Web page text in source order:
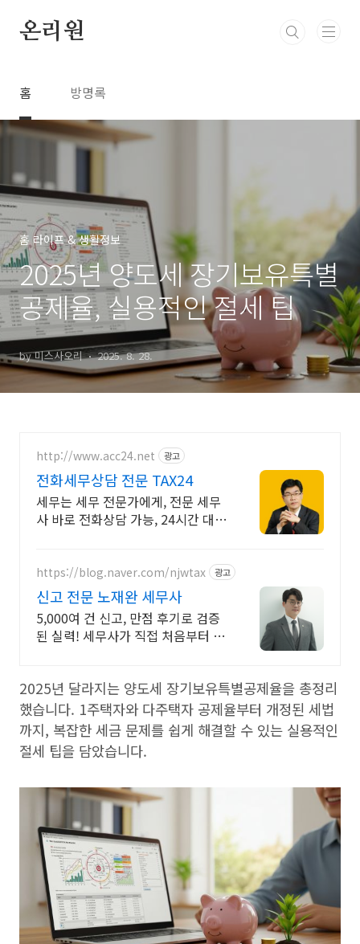
온리원
홈 방명록
홈 라이프 & 생활정보
2025년 양도세 장기보유특별
공제율, 실용적인 절세 팁
by 미스사오리 2025. 8. 28.
http://www.acc24.net 광고
전화세무상담 전문 TAX24
세무는 세무 전문가에게, 전문 세무
사 바로 전화상담 가능, 24시간 대기
https://blog.naver.com/njwtax 광고
신고 전문 노재완 세무사
5,000여 건 신고, 만점 후기로 검증
된 실력! 세무사가 직접 처음부터 끝
2025년 달라지는 양도세 장기보유특별공제율을 총정리
했습니다. 1주택자와 다주택자 공제율부터 개정된 세법
까지, 복잡한 세금 문제를 쉽게 해결할 수 있는 실용적인
절세 팁을 담았습니다.